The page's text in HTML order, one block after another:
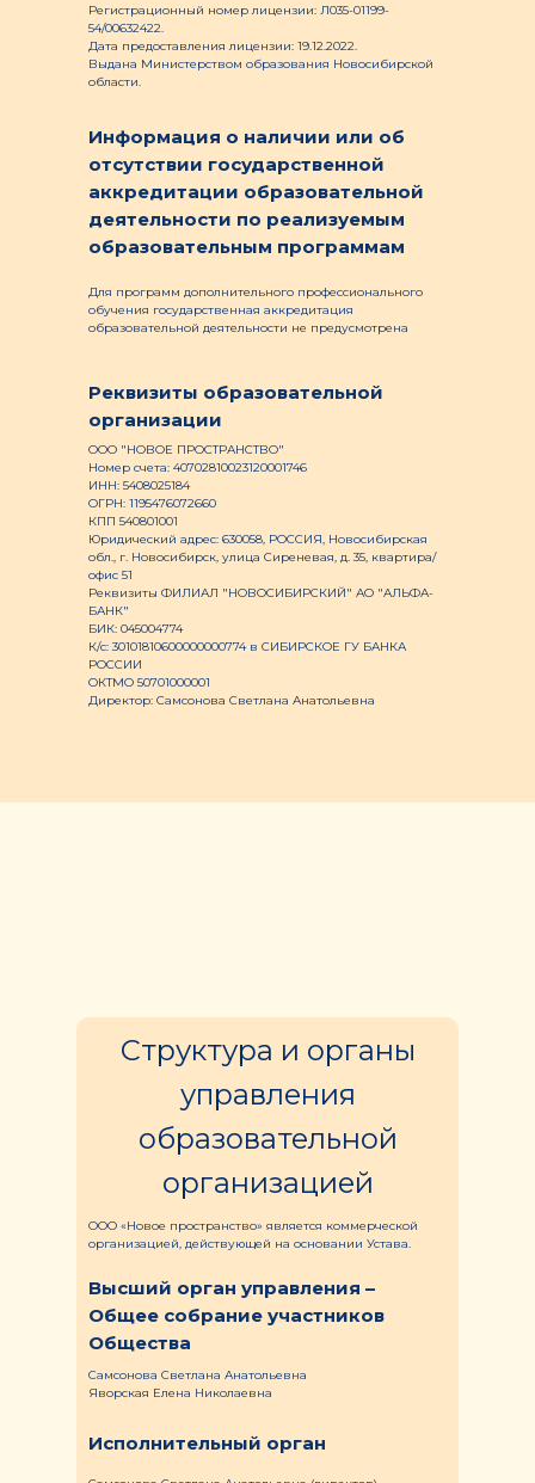
Информация о наличии или об
отсутствии государственной
аккредитации образовательной
деятельности по реализуемым
образовательным программам
Реквизиты образовательной
организации
Регистрационный номер лицензии: Л035-01199-
54/00632422.
Дата предоставления лицензии: 19.12.2022.
Выдана Министерством образования Новосибирской
области.
Для программ дополнительного профессионального
обучения государственная аккредитация
образовательной деятельности не предусмотрена
ООО "НОВОЕ ПРОСТРАНСТВО"
Номер счета: 40702810023120001746
ИНН: 5408025184
ОГРН: 1195476072660
КПП 540801001
Юридический адрес: 630058, РОССИЯ, Новосибирская
обл., г. Новосибирск, улица Сиреневая, д. 35, квартира/
офис 51
Реквизиты ФИЛИАЛ "НОВОСИБИРСКИЙ" АО "АЛЬФА-
БАНК"
БИК: 045004774
К/с: 30101810600000000774 в СИБИРСКОЕ ГУ БАНКА
РОССИИ
ОКТМО 50701000001
Директор: Самсонова Светлана Анатольевна
Структура и органы
управления
образовательной
организацией
ООО «Новое пространство» является коммерческой
организацией, действующей на основании Устава.
Высший орган управления –
Общее собрание участников
Общества
Исполнительный орган
Самсонова Светлана Анатольевна
Яворская Елена Николаевна